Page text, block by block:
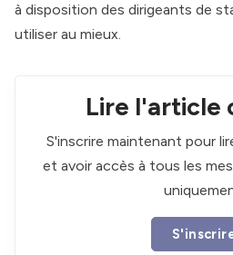
à disposition des dirigeants de
utiliser au mieux.
Lire l'article
S'inscrire maintenant pour
et avoir accès à tous les